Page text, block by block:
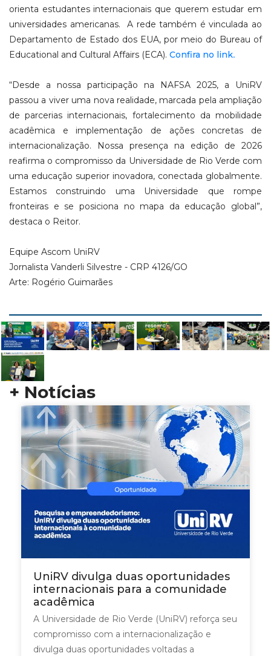
orienta estudantes internacionais que querem estudar em
universidades americanas. A rede também é vinculada ao
Departamento de Estado dos EUA, por meio do Bureau of
Educational and Cultural Affairs (ECA). Confira no link.
“Desde a nossa participação na NAFSA 2025, a UniRV
passou a viver uma nova realidade, marcada pela ampliação
de parcerias internacionais, fortalecimento da mobilidade
acadêmica e implementação de ações concretas de
internacionalização. Nossa presença na edição de 2026
reafirma o compromisso da Universidade de Rio Verde com
uma educação superior inovadora, conectada globalmente.
Estamos construindo uma Universidade que rompe
fronteiras e se posiciona no mapa da educação global”,
destaca o Reitor.
Equipe Ascom UniRV
Jornalista Vanderli Silvestre - CRP 4126/GO
Arte: Rogério Guimarães
+ Notícias
UniRV divulga duas oportunidades
internacionais para a comunidade
acadêmica
A Universidade de Rio Verde (UniRV) reforça seu
compromisso com a internacionalização e
divulga duas oportunidades voltadas a